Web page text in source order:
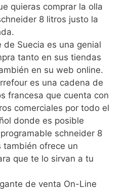
quieras comprar la olla
8 litros justo la
de Suecia es una genial
tanto en sus tiendas
en su web online.
es una cadena de
francesa que cuenta con
comerciales por todo el
donde es posible
schneider 8
también ofrece un
que te lo sirvan a tu
de venta On-Line